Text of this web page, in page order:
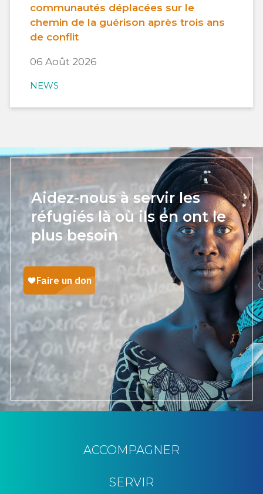
communautés déplacées sur le
chemin de la guérison après trois ans
de conflit
06 Août 2026
NEWS
Aidez-nous à servir les
réfugiés là où ils en ont le
plus besoin
ACCOMPAGNER
SERVIR